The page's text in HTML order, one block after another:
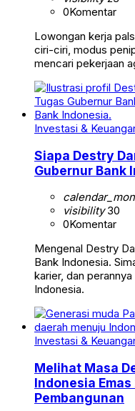
0Komentar
Lowongan kerja
ciri-ciri, modus
mencari pekerjaan
Investasi &
Siapa Destry
Gubernur Bank
visibility30
0Komentar
Mengenal Destry
Bank Indonesia.
karier, dan
Indonesia.
Investasi &
Melihat Masa
Indonesia
Pembangunan